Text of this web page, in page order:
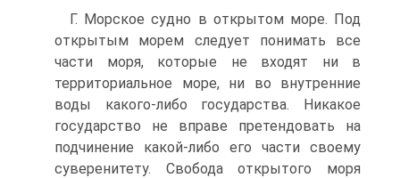
Г. Морское судно в открытом море. Под
открытым морем следует понимать все
части моря, которые не входят ни в
территориальное море, ни во внутренние
воды какого-либо государства. Никакое
государство не вправе претендовать на
подчинение какой-либо его части своему
суверенитету. Свобода открытого моря